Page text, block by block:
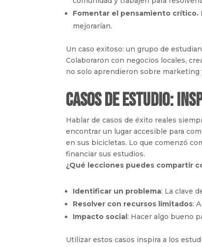
Fomentar el pensamiento crítico.
mejorarían.
Un caso exitoso: un grupo de
Colaboraron con negocios locales,
no solo aprendieron sobre
Casos de Estudio:
Hablar de casos de éxito reales
encontrar un lugar accesible para
en sus bicicletas. Lo que comenzó
financiar sus estudios.
¿Qué lecciones puedes compartir
Identificar un problema: La clave
Resolver con recursos limitados:
Impacto social : Hacer algo bueno
Utilizar estos casos inspira a los